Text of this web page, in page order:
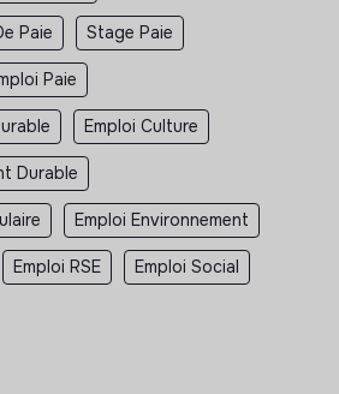
Paie Stage Paie
Paie
Emploi Culture
Durable
Emploi Environnement
Emploi RSE Emploi Social